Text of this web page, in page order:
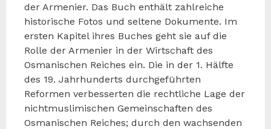
der Armenier. Das Buch enthält zahlreiche
historische Fotos und seltene Dokumente. Im
ersten Kapitel ihres Buches geht sie auf die
Rolle der Armenier in der Wirtschaft des
Osmanischen Reiches ein. Die in der 1. Hälfte
des 19. Jahrhunderts durchgeführten
Reformen verbesserten die rechtliche Lage der
nichtmuslimischen Gemeinschaften des
Osmanischen Reiches; durch den wachsenden